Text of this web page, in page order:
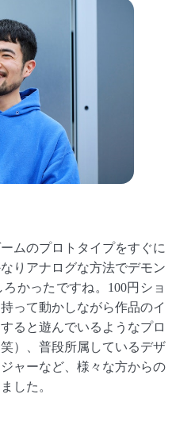
ムのプロトタイプをすぐに
りアナログな方法でデモン
かったですね。100円ショ
って動かしながら作品のイ
ると遊んでいるようなプロ
）、普段所属しているデザ
ャーなど、様々な方からの
した。